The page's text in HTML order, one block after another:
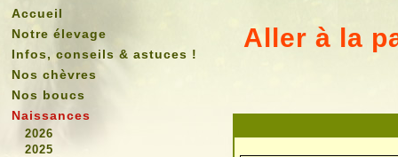
Accueil
Notre élevage
Infos, conseils & astuces !
Nos chèvres
Nos boucs
Naissances
2026
2025
Aller à la